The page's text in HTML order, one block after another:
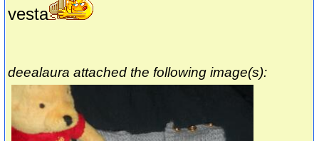
vesta
deealaura attached the following image(s):